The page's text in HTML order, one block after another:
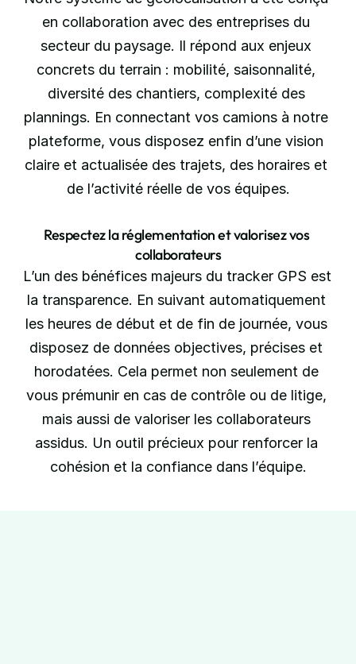
en collaboration avec des entreprises du
secteur du paysage. Il répond aux enjeux
concrets du terrain : mobilité, saisonnalité,
diversité des chantiers, complexité des
plannings. En connectant vos camions à notre
plateforme, vous disposez enfin d’une vision
claire et actualisée des trajets, des horaires et
de l’activité réelle de vos équipes.
Respectez la réglementation et valorisez vos
collaborateurs
L’un des bénéfices majeurs du tracker GPS est
la transparence. En suivant automatiquement
les heures de début et de fin de journée, vous
disposez de données objectives, précises et
horodatées. Cela permet non seulement de
vous prémunir en cas de contrôle ou de litige,
mais aussi de valoriser les collaborateurs
assidus. Un outil précieux pour renforcer la
cohésion et la confiance dans l’équipe.